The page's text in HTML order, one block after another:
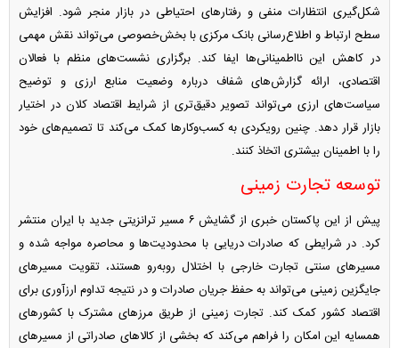
شکل‌گیری انتظارات منفی و رفتارهای احتیاطی در بازار منجر شود. افزایش
سطح ارتباط و اطلاع‌رسانی بانک مرکزی با بخش‌خصوصی می‌تواند نقش مهمی
در کاهش این نااطمینانی‌ها ایفا کند. برگزاری نشست‌های منظم با فعالان
اقتصادی، ارائه گزارش‌های شفاف درباره وضعیت منابع ارزی و توضیح
سیاست‌های ارزی می‌تواند تصویر دقیق‌تری از شرایط اقتصاد کلان در اختیار
بازار قرار دهد. چنین رویکردی به کسب‌وکارها کمک می‌کند تا تصمیم‌های خود
را با اطمینان بیشتری اتخاذ کنند.
توسعه تجارت زمینی
پیش از این پاکستان خبری از گشایش ۶ مسیر ترانزیتی جدید با ایران منتشر
کرد. در شرایطی که صادرات دریایی با محدودیت‌ها و محاصره مواجه شده و
مسیرهای سنتی تجارت خارجی با اختلال روبه‌رو هستند، تقویت مسیرهای
جایگزین زمینی می‌تواند به حفظ جریان صادرات و در نتیجه تداوم ارزآوری برای
اقتصاد کشور کمک کند. تجارت زمینی از طریق مرزهای مشترک با کشورهای
همسایه این امکان را فراهم می‌کند که بخشی از کالاهای صادراتی از مسیرهای